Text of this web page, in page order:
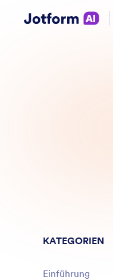
KATEGORIEN
Einführung